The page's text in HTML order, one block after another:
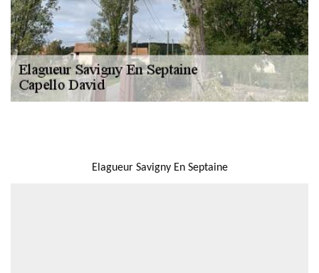
Elagueur Savigny En Septaine